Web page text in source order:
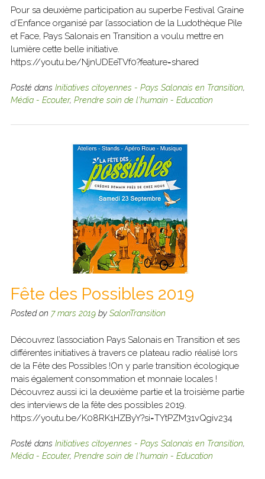
Pour sa deuxième participation au superbe Festival Graine
d’Enfance organisé par l’association de la Ludothèque Pile
et Face, Pays Salonais en Transition a voulu mettre en
lumière cette belle initiative.
https://youtu.be/NjnUDEeTVf0?feature=shared
Posté dans Initiatives citoyennes - Pays Salonais en Transition,
Média - Ecouter, Prendre soin de l'humain - Education
Fête des Possibles 2019
Posted on 7 mars 2019by SalonTransition
Découvrez l’association Pays Salonais en Transition et ses
différentes initiatives à travers ce plateau radio réalisé lors
de la Fête des Possibles !On y parle transition écologique
mais également consommation et monnaie locales !
Découvrez aussi ici la deuxième partie et la troisième partie
des interviews de la fête des possibles 2019.
https://youtu.be/K08RK1HZByY?si=TYtPZM31vQgiv234
Posté dans Initiatives citoyennes - Pays Salonais en Transition,
Média - Ecouter, Prendre soin de l'humain - Education